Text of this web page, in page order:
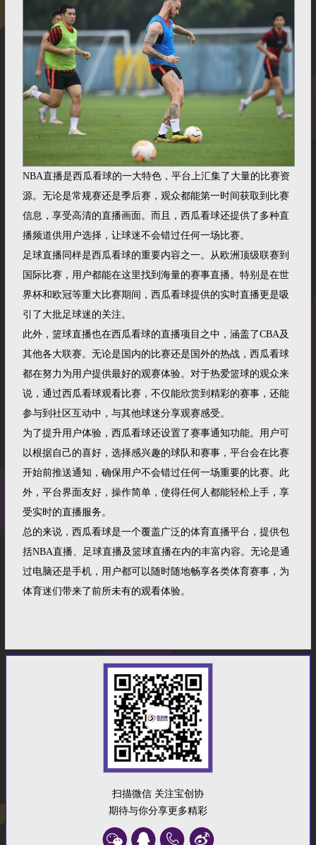
NBA直播是西瓜看球的一大特色，平台上汇集了大量的比赛资
源。无论是常规赛还是季后赛，观众都能第一时间获取到比赛
信息，享受高清的直播画面。而且，西瓜看球还提供了多种直
播频道供用户选择，让球迷不会错过任何一场比赛。
足球直播同样是西瓜看球的重要内容之一。从欧洲顶级联赛到
国际比赛，用户都能在这里找到海量的赛事直播。特别是在世
界杯和欧冠等重大比赛期间，西瓜看球提供的实时直播更是吸
引了大批足球迷的关注。
此外，篮球直播也在西瓜看球的直播项目之中，涵盖了CBA及
其他各大联赛。无论是国内的比赛还是国外的热战，西瓜看球
都在努力为用户提供最好的观赛体验。对于热爱篮球的观众来
说，通过西瓜看球观看比赛，不仅能欣赏到精彩的赛事，还能
参与到社区互动中，与其他球迷分享观赛感受。
为了提升用户体验，西瓜看球还设置了赛事通知功能。用户可
以根据自己的喜好，选择感兴趣的球队和赛事，平台会在比赛
开始前推送通知，确保用户不会错过任何一场重要的比赛。此
外，平台界面友好，操作简单，使得任何人都能轻松上手，享
受实时的直播服务。
总的来说，西瓜看球是一个覆盖广泛的体育直播平台，提供包
括NBA直播、足球直播及篮球直播在内的丰富内容。无论是通
过电脑还是手机，用户都可以随时随地畅享各类体育赛事，为
体育迷们带来了前所未有的观看体验。
扫描微信 关注宝创协
期待与你分享更多精彩